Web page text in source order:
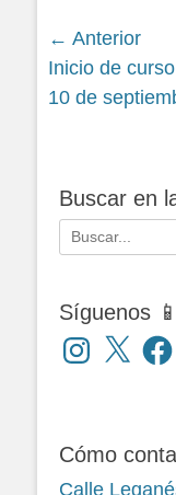
de
entradas
← Anterior
Siguiente
entrada:
Inicio de
10 de
Buscar en
Buscar:
Síguenos 📱
Instagram
X
Cómo
Calle